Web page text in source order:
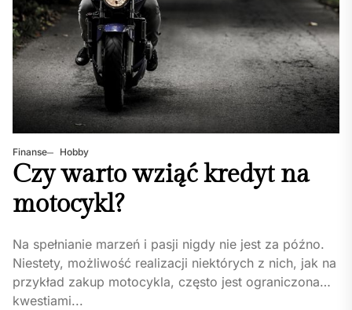
Finanse Hobby
Czy warto wziąć kredyt na
motocykl?
Na spełnianie marzeń i pasji nigdy nie jest za późno.
Niestety, możliwość realizacji niektórych z nich, jak na
przykład zakup motocykla, często jest ograniczona
kwestiami...